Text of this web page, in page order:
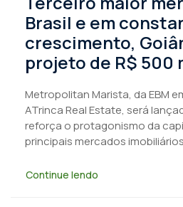
Brasil e em
crescimento,
projeto de R$ 500
Metropolitan Marista, da EBM
ATrinca Real Estate, será
reforça o protagonismo da
principais mercados
Continue lendo